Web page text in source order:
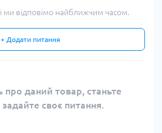
ми відповімо найближчим часом.
+ Додати питання
про даний товар, станьте
своє питання.